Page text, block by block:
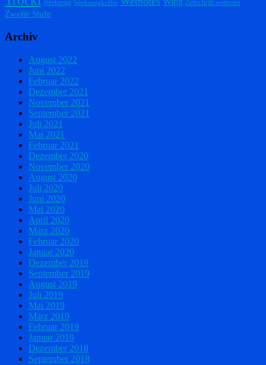
Werkzeug Werkzeugkoffer Zeitschrift wetnotes
Zweite Stufe
Archiv
August 2022
Juni 2022
Februar 2022
Dezember 2021
November 2021
September 2021
Juli 2021
Mai 2021
Februar 2021
Dezember 2020
November 2020
August 2020
Juli 2020
Juni 2020
Mai 2020
April 2020
März 2020
Februar 2020
Januar 2020
Dezember 2019
September 2019
August 2019
Juli 2019
Mai 2019
März 2019
Februar 2019
Januar 2019
Dezember 2018
September 2018